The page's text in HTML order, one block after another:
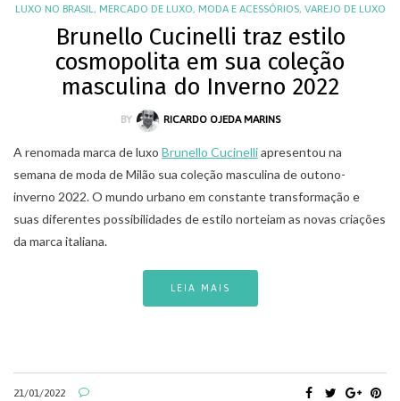
LUXO NO BRASIL, MERCADO DE LUXO, MODA E ACESSÓRIOS, VAREJO DE LUXO
Brunello Cucinelli traz estilo
cosmopolita em sua coleção
masculina do Inverno 2022
BY RICARDO OJEDA MARINS
A renomada marca de luxo Brunello Cucinelliapresentou na
semana de moda de Milão sua coleção masculina de outono-
inverno 2022. O mundo urbano em constante transformação e
suas diferentes possibilidades de estilo norteiam as novas criações
da marca italiana.
LEIA MAIS
21/01/2022